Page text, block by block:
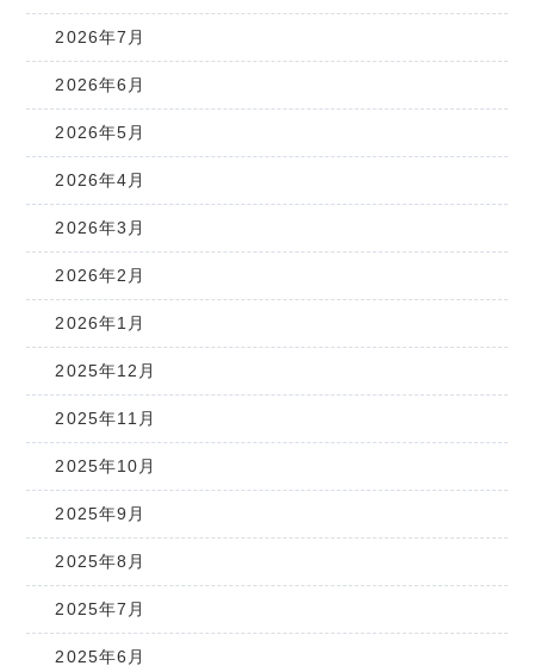
2026年7月
2026年6月
2026年5月
2026年4月
2026年3月
2026年2月
2026年1月
2025年12月
2025年11月
2025年10月
2025年9月
2025年8月
2025年7月
2025年6月